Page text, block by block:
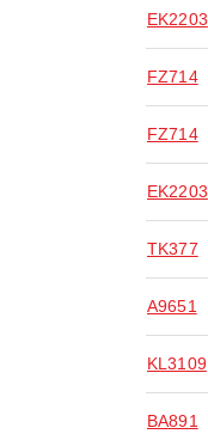
EK2203
FZ714
FZ714
EK2203
TK377
A9651
KL3109
BA891